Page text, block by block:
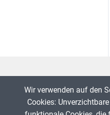
Wir verwenden auf den
Cookies: